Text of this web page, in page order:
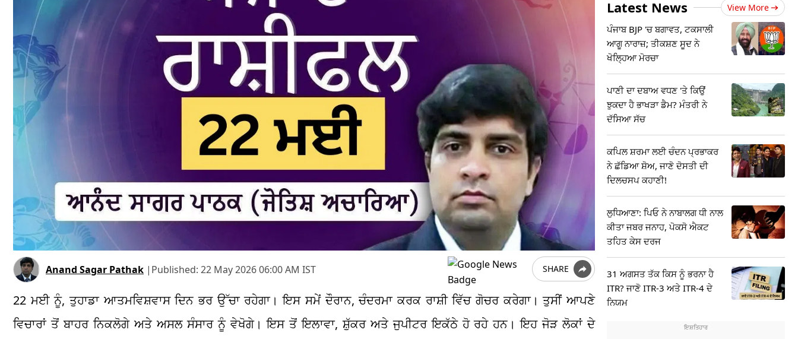
Anand Sagar Pathak | Published: 22 May 2026 06:00 AM IST SHARE
22 ਮਈ ਨੂੰ, ਤੁਹਾਡਾ ਆਤਮਵਿਸ਼ਵਾਸ ਦਿਨ ਭਰ ਉੱਚਾ ਰਹੇਗਾ। ਇਸ ਸਮੇਂ ਦੌਰਾਨ, ਚੰਦਰਮਾ ਕਰਕ ਰਾਸ਼ੀ ਵਿੱਚ ਗੋਚਰ ਕਰੇਗਾ। ਤੁਸੀਂ ਆਪਣੇ
ਵਿਚਾਰਾਂ ਤੋਂ ਬਾਹਰ ਨਿਕਲੋਗੇ ਅਤੇ ਅਸਲ ਸੰਸਾਰ ਨੂੰ ਵੇਖੋਗੇ। ਇਸ ਤੋਂ ਇਲਾਵਾ, ਸ਼ੁੱਕਰ ਅਤੇ ਜੁਪੀਟਰ ਇਕੱਠੇ ਹੋ ਰਹੇ ਹਨ। ਇਹ ਜੋੜ ਲੋਕਾਂ ਦੇ
Latest News View More
ਪੰਜਾਬ BJP 'ਚ ਬਗਾਵਤ, ਟਕਸਾਲੀ
ਆਗੂ ਨਾਰਾਜ਼; ਤੀਕਸ਼ਣ ਸੂਦ ਨੇ
ਖੋਲ੍ਹਿਆ ਮੋਰਚਾ
ਪਾਣੀ ਦਾ ਦਬਾਅ ਵਧਣ 'ਤੇ ਕਿਉਂ
ਝੁਕਦਾ ਹੈ ਭਾਖੜਾ ਡੈਮ? ਮੰਤਰੀ ਨੇ
ਦੱਸਿਆ ਸੱਚ
ਕਪਿਲ ਸ਼ਰਮਾ ਲਈ ਚੰਦਨ ਪ੍ਰਭਾਕਰ
ਨੇ ਛੱਡਿਆ ਸ਼ੋਅ, ਜਾਣੋ ਦੋਸਤੀ ਦੀ
ਦਿਲਚਸਪ ਕਹਾਣੀ!
ਲੁਧਿਆਣਾ: ਪਿਓ ਨੇ ਨਾਬਾਲਗ ਧੀ ਨਾਲ
ਕੀਤਾ ਜਬਰ ਜਨਾਹ, ਪੋਕਸੋ ਐਕਟ
ਤਹਿਤ ਕੇਸ ਦਰਜ
31 ਅਗਸਤ ਤੱਕ ਕਿਸ ਨੂੰ ਭਰਨਾ ਹੈ
ITR? ਜਾਣੋ ITR-3 ਅਤੇ ITR-4 ਦੇ
ਨਿਯਮ